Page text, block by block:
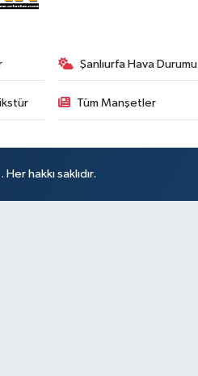
Şanlıurfa Hava Durumu
Tüm Manşetler
hakkı saklıdır.